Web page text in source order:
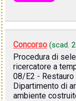
Concorso (scad.
Procedura di
ricercatore a
08/E2 -
Dipartimento di
ambiente